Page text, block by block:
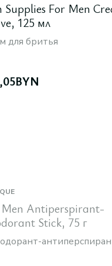
Supplies For Men
125 мл
для бритья
BYN
Antiperspirant-
Stick, 75 г